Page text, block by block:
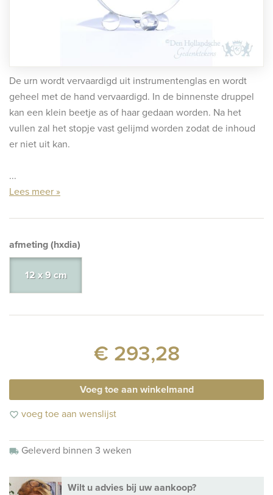
De urn wordt vervaardigd uit instrumentenglas en wordt
geheel met de hand vervaardigd. In de binnenste druppel
kan een klein beetje as of haar gedaan worden. Na het
vullen zal het stopje vast gelijmd worden zodat de inhoud
er niet uit kan.
...
Lees meer »
afmeting (hxdia)
12 x 9 cm
€ 293,28
Voeg toe aan winkelmand
favorite_border voeg toe aan wenslijst
local_shipping Geleverd binnen 3 weken
Wilt u advies bij uw aankoop?